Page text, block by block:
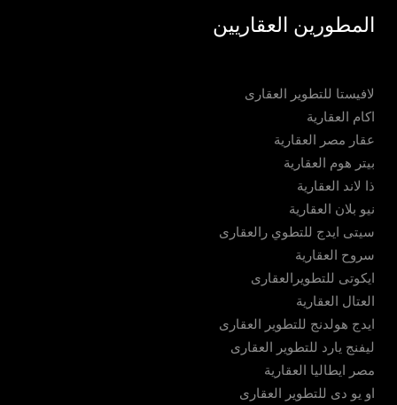
المطورين العقاريين
لافيستا للتطوير العقارى
اكام العقارية
عقار مصر العقارية
بيتر هوم العقارية
ذا لاند العقارية
نيو بلان العقارية
سيتى ايدج للتطوي رالعقارى
سروح العقارية
ايكوتى للتطويرالعقارى
العتال العقارية
ايدج هولدنج للتطوير العقارى
ليفنج يارد للتطوير العقارى
مصر ايطاليا العقارية
او يو دى للتطوير العقارى